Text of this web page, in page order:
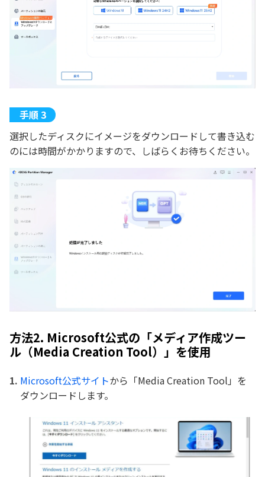
選択したディスクにイメージをダウンロードして書き込む
のには時間がかかりますので、しばらくお待ちください。
方法2. Microsoft公式の「メディア作成ツー
ル（Media Creation Tool）」を使用
Microsoft公式サイトから「Media Creation Tool」を
ダウンロードします。